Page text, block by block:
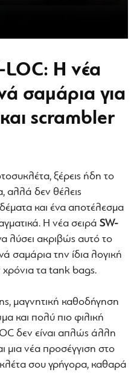
LOC: Η νέα
σαμάρια για
και scrambler
ξέρεις ήδη το
αλλά δεν θέλεις
και ένα αποτέλεσμα
Η νέα σειρά SW-
λύσει ακριβώς αυτό το
σαμάρια την ίδια λογική
χρόνια τα tank bags.
μαγνητική καθοδήγηση
και πολύ πιο φιλική
δεν είναι απλώς άλλη
μια νέα προσέγγιση στο
σου γρήγορα, καθαρά